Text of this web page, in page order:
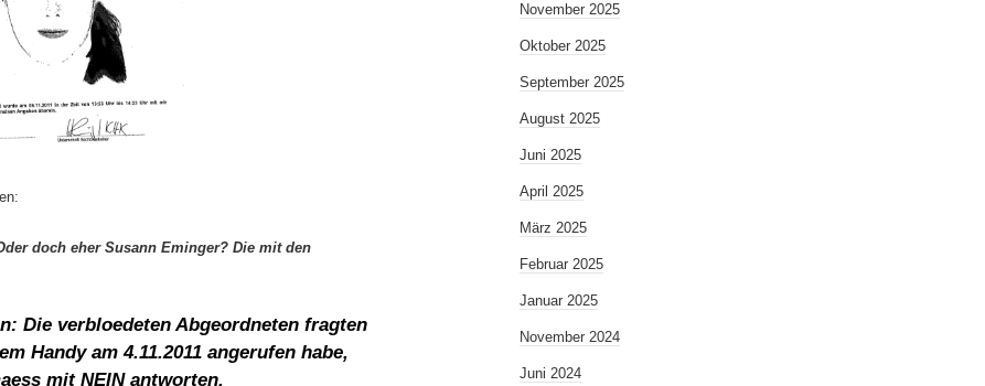
doch eher Susann Eminger? Die mit den
Die verbloedeten Abgeordneten fragten
Handy am 4.11.2011 angerufen habe,
mit NEIN antworten.
November 2025
Oktober 2025
September 2025
August 2025
Juni 2025
April 2025
März 2025
Februar 2025
Januar 2025
November 2024
Juni 2024